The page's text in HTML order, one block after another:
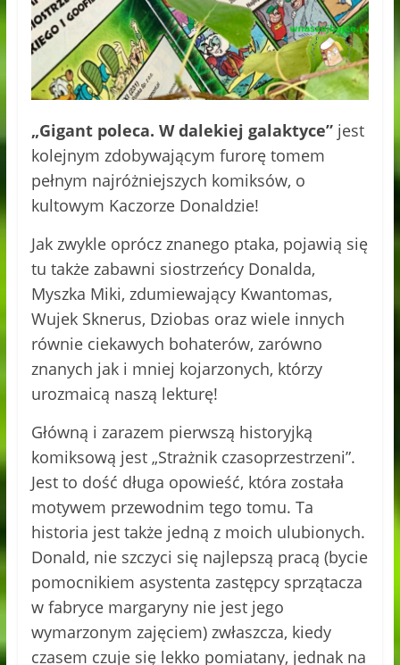
„Gigant poleca. W dalekiej galaktyce” jest
kolejnym zdobywającym furorę tomem
pełnym najróżniejszych komiksów, o
kultowym Kaczorze Donaldzie!
Jak zwykle oprócz znanego ptaka, pojawią się
tu także zabawni siostrzeńcy Donalda,
Myszka Miki, zdumiewający Kwantomas,
Wujek Sknerus, Dziobas oraz wiele innych
równie ciekawych bohaterów, zarówno
znanych jak i mniej kojarzonych, którzy
urozmaicą naszą lekturę!
Główną i zarazem pierwszą historyjką
komiksową jest „Strażnik czasoprzestrzeni”.
Jest to dość długa opowieść, która została
motywem przewodnim tego tomu. Ta
historia jest także jedną z moich ulubionych.
Donald, nie szczyci się najlepszą pracą (bycie
pomocnikiem asystenta zastępcy sprzątacza
w fabryce margaryny nie jest jego
wymarzonym zajęciem) zwłaszcza, kiedy
czasem czuje się lekko pomiatany, jednak na